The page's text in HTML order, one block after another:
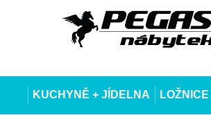
KUCHYNĚ + JÍDELNA LOŽNICE